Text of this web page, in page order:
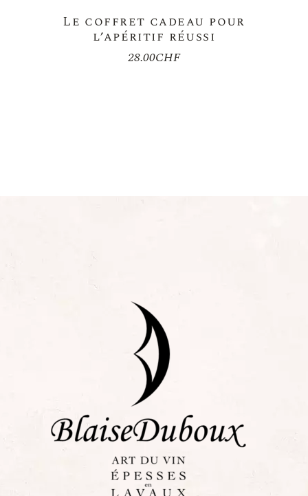
Le coffret cadeau pour
l’apéritif réussi
28.00CHF